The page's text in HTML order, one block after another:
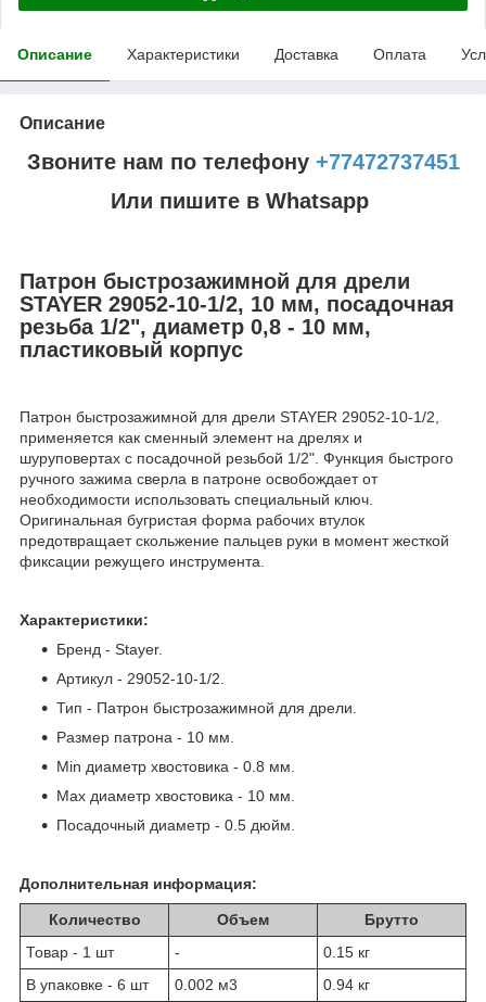
Описание Характеристики Доставка Оплата
Описание
Звоните нам по телефону +77472737451
Или пишите в Whatsapp
Патрон быстрозажимной для дрели
STAYER 29052-10-1/2, 10 мм, посадочная
резьба 1/2", диаметр 0,8 - 10 мм,
пластиковый корпус
Патрон быстрозажимной для дрели STAYER 29052-10-1/2,
применяется как сменный элемент на дрелях и
шуруповертах с посадочной резьбой 1/2". Функция быстрого
ручного зажима сверла в патроне освобождает от
необходимости использовать специальный ключ.
Оригинальная бугристая форма рабочих втулок
предотвращает скольжение пальцев руки в момент жесткой
фиксации режущего инструмента.
Характеристики:
Бренд - Stayer.
Артикул - 29052-10-1/2.
Тип - Патрон быстрозажимной для дрели.
Размер патрона - 10 мм.
Min диаметр хвостовика - 0.8 мм.
Max диаметр хвостовика - 10 мм.
Посадочный диаметр - 0.5 дюйм.
Дополнительная информация:
Количество Объем
Брутто
Товар - 1 шт
-
0.15 кг
В упаковке - 6 шт
0.002 м3 0.94 кг